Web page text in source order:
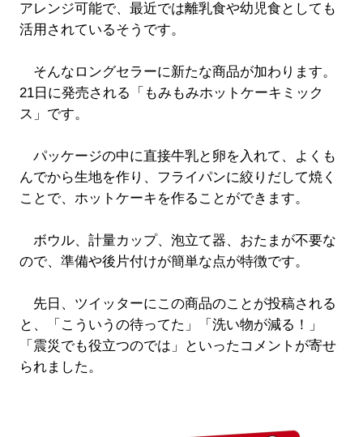
アレンジ可能で、最近では離乳食や幼児食としても
活用されているそうです。
そんなロングセラーに新たな商品が加わります。
21日に発売される「もみもみホットケーキミック
ス」です。
パッケージの中に直接牛乳と卵を入れて、よくも
んでから生地を作り、フライパンに絞りだして焼く
ことで、ホットケーキを作ることができます。
ボウル、計量カップ、泡立て器、おたまが不要な
ので、準備や後片付けが簡単な点が特徴です。
先日、ツイッターにこの商品のことが投稿される
と、「こういうの待ってた」「洗い物が減る！」
「震災でも役立つのでは」といったコメントが寄せ
られました。